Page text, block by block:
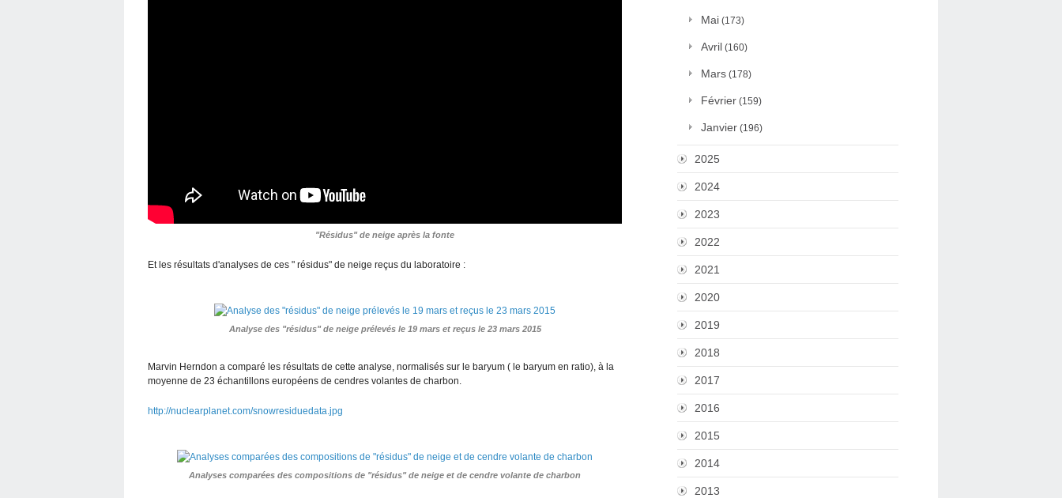
"Résidus" de neige après la fonte
Et les résultats d'analyses de ces " résidus" de neige reçus du laboratoire :
Analyse des "résidus" de neige prélevés le 19 mars et reçus le 23 mars 2015
Marvin Herndon a comparé les résultats de cette analyse, normalisés sur le baryum ( le baryum en ratio), à la
moyenne de 23 échantillons européens de cendres volantes de charbon.
http://nuclearplanet.com/snowresiduedata.jpg
Analyses comparées des compositions de "résidus" de neige et de cendre volante de charbon
Mai (173)
Avril (160)
Mars (178)
Février (159)
Janvier (196)
2025
2024
2023
2022
2021
2020
2019
2018
2017
2016
2015
2014
2013